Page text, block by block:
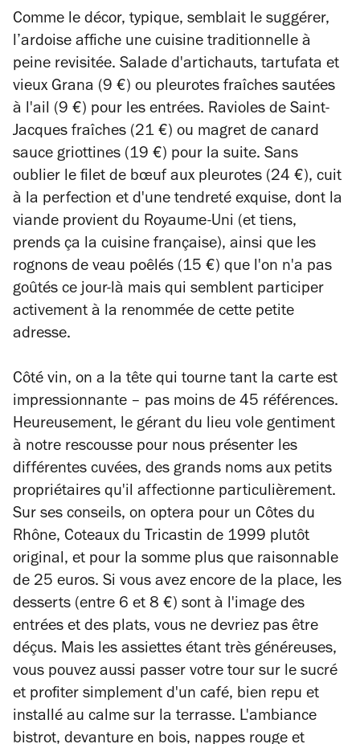
Comme le décor, typique, semblait le suggérer,
l’ardoise affiche une cuisine traditionnelle à
peine revisitée. Salade d'artichauts, tartufata et
vieux Grana (9 €) ou pleurotes fraîches sautées
à l'ail (9 €) pour les entrées. Ravioles de Saint-
Jacques fraîches (21 €) ou magret de canard
sauce griottines (19 €) pour la suite. Sans
oublier le filet de bœuf aux pleurotes (24 €), cuit
à la perfection et d'une tendreté exquise, dont la
viande provient du Royaume-Uni (et tiens,
prends ça la cuisine française), ainsi que les
rognons de veau poêlés (15 €) que l'on n'a pas
goûtés ce jour-là mais qui semblent participer
activement à la renommée de cette petite
adresse.
Côté vin, on a la tête qui tourne tant la carte est
impressionnante – pas moins de 45 références.
Heureusement, le gérant du lieu vole gentiment
à notre rescousse pour nous présenter les
différentes cuvées, des grands noms aux petits
propriétaires qu'il affectionne particulièrement.
Sur ses conseils, on optera pour un Côtes du
Rhône, Coteaux du Tricastin de 1999 plutôt
original, et pour la somme plus que raisonnable
de 25 euros. Si vous avez encore de la place, les
desserts (entre 6 et 8 €) sont à l'image des
entrées et des plats, vous ne devriez pas être
déçus. Mais les assiettes étant très généreuses,
vous pouvez aussi passer votre tour sur le sucré
et profiter simplement d'un café, bien repu et
installé au calme sur la terrasse. L'ambiance
bistrot, devanture en bois, nappes rouge et